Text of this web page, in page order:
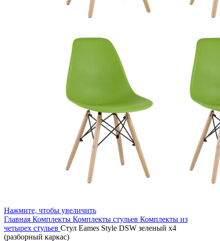
Нажмите, чтобы увеличить
Главная Комплекты Комплекты стульев Комплекты из
четырех стульев Стул Eames Style DSW зеленый x4
(разборный каркас)